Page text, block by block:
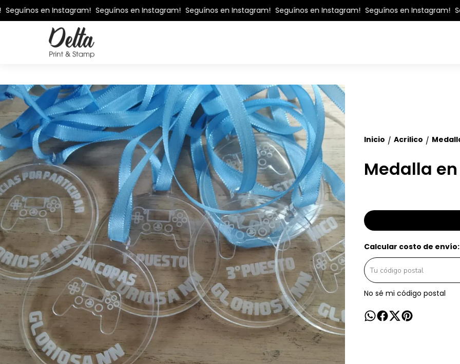
en Instagram! Seguínos en Instagram! Seguínos en Instagram! Seguínos en Instagram! Seguínos en Instagram!
Inicio / Acrilico /
Medalla
Calcular costo de envío:
No sé mi código postal